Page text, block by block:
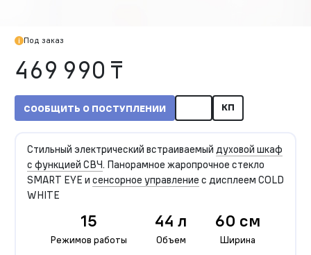
Под заказ
469 990 ₸
СООБЩИТЬ О ПОСТУПЛЕНИИ КП
Стильный электрический встраиваемый духовой шкаф
с функцией СВЧ. Панорамное жаропрочное стекло
SMART EYE и сенсорное управление с дисплеем COLD
WHITE
15
Режимов работы
44 л
Объем
60 см
Ширина